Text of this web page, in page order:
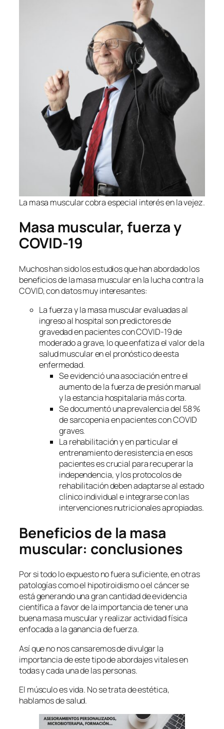
La masa muscular cobra especial interés en la vejez.
Masa muscular, fuerza y
COVID-19
Muchos han sido los estudios que han abordado los
beneficios de la masa muscular en la lucha contra la
COVID, con datos muy interesantes:
La fuerza y ​​la masa muscular evaluadas al
ingreso al hospital son predictores de
gravedad en pacientes con COVID-19 de
moderado a grave, lo que enfatiza el valor de la
salud muscular en el pronóstico de esta
enfermedad.
Se evidenció una asociación entre el
aumento de la fuerza de presión manual
y la estancia hospitalaria más corta.
Se documentó una prevalencia del 58 %
de sarcopenia en pacientes con COVID
graves.
La rehabilitación y en particular el
entrenamiento de resistencia en esos
pacientes es crucial para recuperar la
independencia, y los protocolos de
rehabilitación deben adaptarse al estado
clínico individual e integrarse con las
intervenciones nutricionales apropiadas.
Beneficios de la masa
muscular: conclusiones
Por si todo lo expuesto no fuera suficiente, en otras
patologías como el hipotiroidismo o el cáncer se
está generando una gran cantidad de evidencia
científica a favor de la importancia de tener una
buena masa muscular y realizar actividad física
enfocada a la ganancia de fuerza.
Así que no nos cansaremos de divulgar la
importancia de este tipo de abordajes vitales en
todas y cada una de las personas.
El músculo es vida. No se trata de estética,
hablamos de salud.